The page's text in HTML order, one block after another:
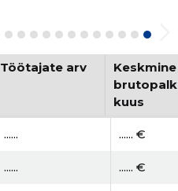
Töötajate arv
Keskmine
brutopalk
kuus
...... ...... €
...... ...... €